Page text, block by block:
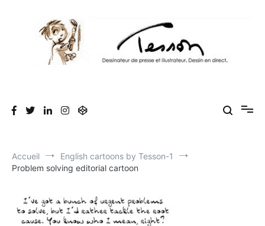
direct, dessin humoristique, cartoonist.
direct lors des séminaires d'entreprise. Illustration et dessin
Accueil
English cartoons by Tesson-1
Problem solving editorial cartoon